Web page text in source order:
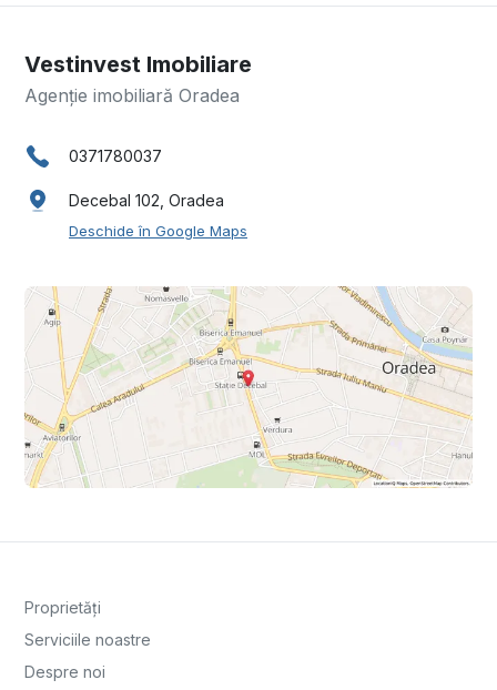
Vestinvest Imobiliare
Agenție imobiliară Oradea
0371780037
Decebal 102, Oradea
Deschide în Google Maps
Proprietăți
Serviciile noastre
Despre noi